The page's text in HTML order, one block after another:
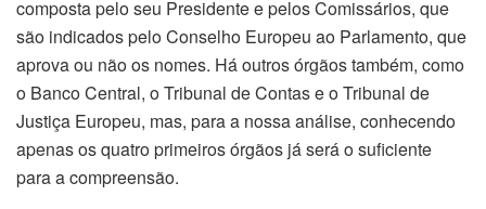
composta pelo seu Presidente e pelos Comissários, que
são indicados pelo Conselho Europeu ao Parlamento, que
aprova ou não os nomes. Há outros órgãos também, como
o Banco Central, o Tribunal de Contas e o Tribunal de
Justiça Europeu, mas, para a nossa análise, conhecendo
apenas os quatro primeiros órgãos já será o suficiente
para a compreensão.